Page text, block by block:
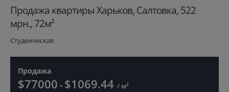
Продажа квартиры Харьков, Салтовка, 522
мрн., 72м²
Студенческая
Продажа
$77000 ≈ $1069.44 / м²